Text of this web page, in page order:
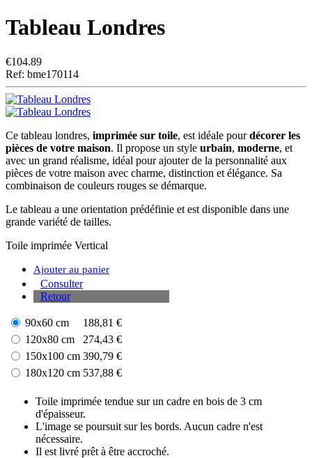
Tableau Londres
€104.89
Ref: bme170114
Ce tableau londres, imprimée sur toile, est idéale pourdécorer les
pièces de votre maison. Il propose un style urbain, moderne, et
avec un grand réalisme, idéal pour ajouter de la personnalité aux
pièces de votre maison avec charme, distinction et élégance. Sa
combinaison de couleurs rouges se démarque.
Le tableau a une orientation prédéfinie et est disponible dans une
grande variété de tailles.
Toile imprimée Vertical
Ajouter au panier
Consulter
Retour
90x60 cm
188,81 €
120x80 cm
274,43 €
150x100 cm 390,79 €
180x120 cm 537,88 €
Toile imprimée tendue sur un cadre en bois de 3 cm
d'épaisseur.
L'image se poursuit sur les bords. Aucun cadre n'est
nécessaire.
Il est livré prêt à être accroché.